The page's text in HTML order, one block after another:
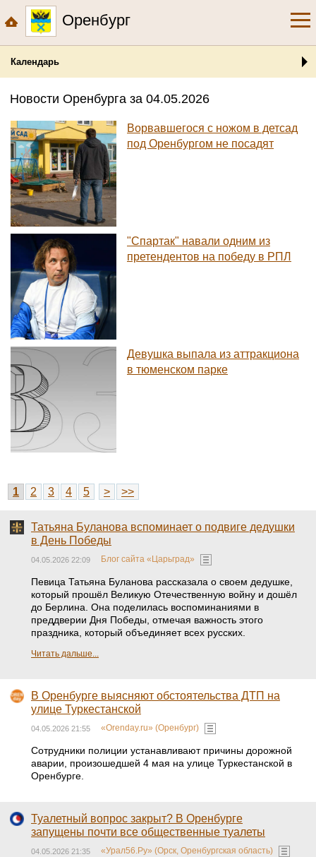
Оренбург
Календарь
Новости Оренбурга за 04.05.2026
Ворвавшегося с ножом в детсад
под Оренбургом не посадят
"Спартак" навали одним из
претендентов на победу в РПЛ
Девушка выпала из аттракциона
в тюменском парке
1 2 3 4 5 > >>
Татьяна Буланова вспоминает о подвиге дедушки
в День Победы
04.05.2026 22:09 Блог сайта «Царьград»
Певица Татьяна Буланова рассказала о своем дедушке,
который прошёл Великую Отечественную войну и дошёл
до Берлина. Она поделилась воспоминаниями в
преддверии Дня Победы, отмечая важность этого
праздника, который объединяет всех русских.
Читать дальше...
В Оренбурге выясняют обстоятельства ДТП на
улице Туркестанской
04.05.2026 21:55 «Orenday.ru» (Оренбург)
Сотрудники полиции устанавливают причины дорожной
аварии, произошедшей 4 мая на улице Туркестанской в
Оренбурге.
Туалетный вопрос закрыт? В Оренбурге
запущены почти все общественные туалеты
04.05.2026 21:35 «Урал56.Ру» (Орск, Оренбургская область)